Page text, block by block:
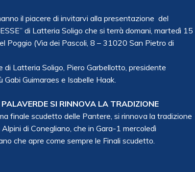
il piacere di invitarvi alla presentazione del
di Latteria Soligo che si terrà domani, martedì 15
Poggio (Via dei Pascoli, 8 – 31020 San Pietro di
Latteria Soligo, Piero Garbellotto, presidente
Guimaraes e Isabelle Haak.
SI RINNOVA LA TRADIZIONE
finale scudetto delle Pantere, si rinnova la tradizione
di Conegliano, che in Gara-1 mercoledì
che apre come sempre le Finali scudetto.